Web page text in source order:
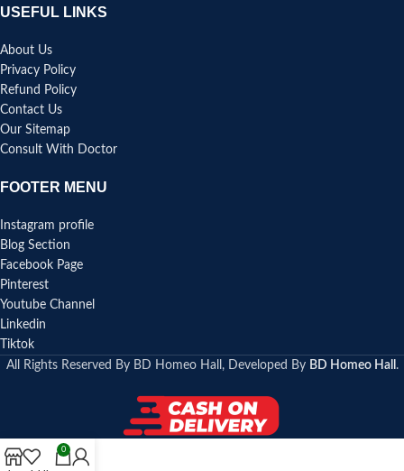
USEFUL LINKS
About Us
Privacy Policy
Refund Policy
Contact Us
Our Sitemap
Consult With Doctor
FOOTER MENU
Instagram profile
Blog Section
Facebook Page
Pinterest
Youtube Channel
Linkedin
Tiktok
All Rights Reserved By BD Homeo Hall, Developed By BD Homeo Hall .
0